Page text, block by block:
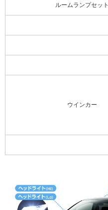
ルームランプセット
ウインカー